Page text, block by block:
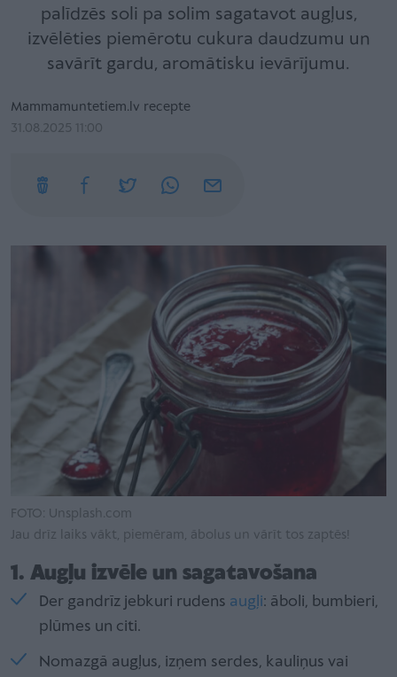
palīdzēs soli pa solim sagatavot augļus,
izvēlēties piemērotu cukura daudzumu un
savārīt gardu, aromātisku ievārījumu.
Mammamuntetiem.lv recepte
31.08.2025 11:00
FOTO: Unsplash.com
Jau drīz laiks vākt, piemēram, ābolus un vārīt tos zaptēs!
1. Augļu izvēle un sagatavošana
Der gandrīz jebkuri rudens augļi: āboli, bumbieri,
plūmes un citi.
Nomazgā augļus, izņem serdes, kauliņus vai